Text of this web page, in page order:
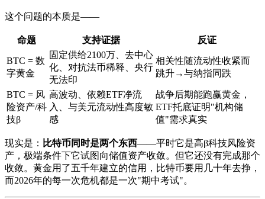
这个问题的本质是——
命题 支持证据 反证
BTC = 数
字黄金
固定供给2100万、去中心
化、对抗法币稀释、央行
无法印
相关性随流动性收紧而
跳升→与纳指同跌
BTC = 风
险资产/科
技β
高波动、依赖ETF净流
入、与美元流动性高度敏
感
战争后期能跑赢黄金，
ETF托底证明"机构储
值"需求真实
现实是： 比特币同时是两个东西——平时它是高β科技风险资
产，极端条件下它试图向储值资产收敛。但它还没有完成那个
收敛。黄金用了五千年建立的信用，比特币要用几十年去挣，
而2026年的每一次危机都是一次"期中考试"。